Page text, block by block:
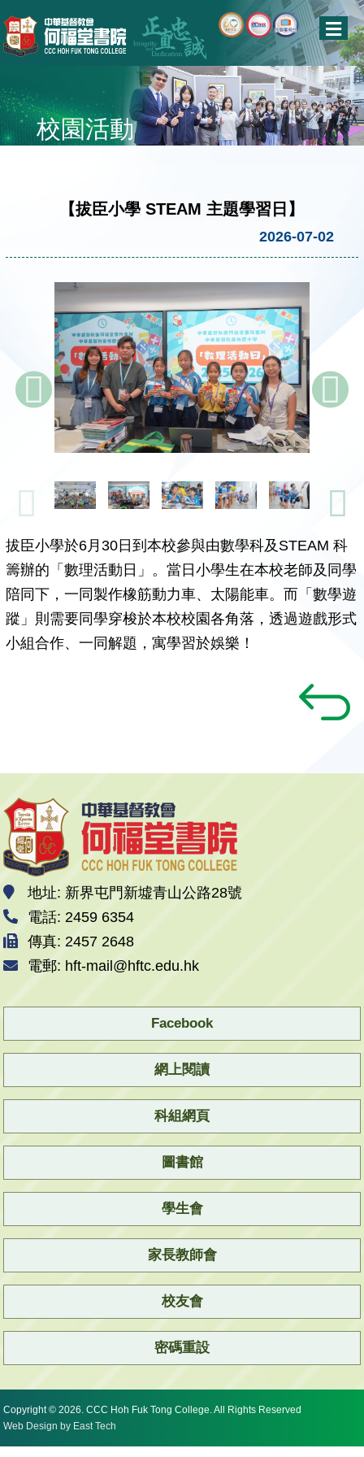
校園活動
【拔臣小學 STEAM 主題學習日】
2026-07-02
拔臣小學於6月30日到本校參與由數學科及STEAM 科
籌辦的「數理活動日」。當日小學生在本校老師及同學
陪同下，一同製作橡筋動力車、太陽能車。而「數學遊
蹤」則需要同學穿梭於本校校園各角落，透過遊戲形式
小組合作、一同解題，寓學習於娛樂！
地址: 新界屯門新墟青山公路28號
電話: 2459 6354
傳真: 2457 2648
電郵: hft-mail@hftc.edu.hk
Facebook
網上閱讀
科組網頁
圖書館
學生會
家長教師會
校友會
密碼重設
Copyright © 2026. CCC Hoh Fuk Tong College. All Rights Reserved
Web Design by East Tech